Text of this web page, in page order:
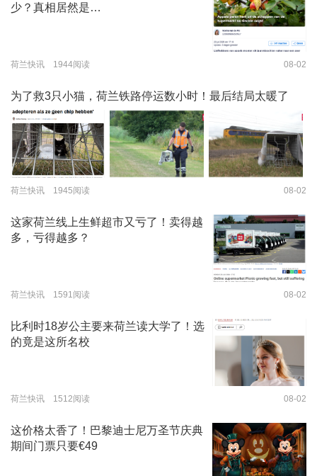
少？真相居然是…
荷兰快讯 1944阅读 08-02
为了救3只小猫，荷兰铁路停运数小时！最后结局太暖了
荷兰快讯 1945阅读 08-02
这家荷兰线上生鲜超市又亏了！卖得越
多，亏得越多？
荷兰快讯 1591阅读 08-02
比利时18岁公主要来荷兰读大学了！选
的竟是这所名校
荷兰快讯 1512阅读 08-02
这价格太香了！巴黎迪士尼万圣节庆典
期间门票只要€49